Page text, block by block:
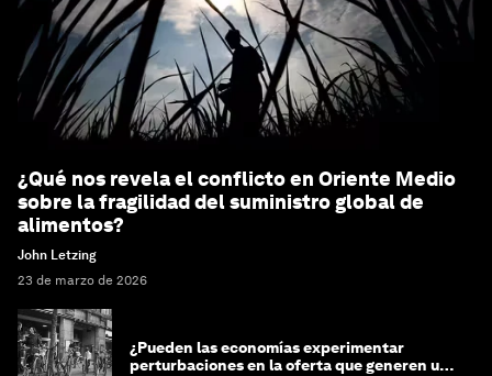
¿Qué nos revela el conflicto en Oriente Medio
sobre la fragilidad del suministro global de
alimentos?
John Letzing
23 de marzo de 2026
¿Pueden las economías experimentar
perturbaciones en la oferta que generen un